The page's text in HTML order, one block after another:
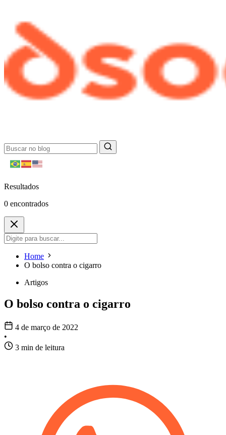
Resultados
0 encontrados
Home
O bolso contra o cigarro
Artigos
O bolso contra o cigarro
4 de março de 2022
•
3 min de leitura